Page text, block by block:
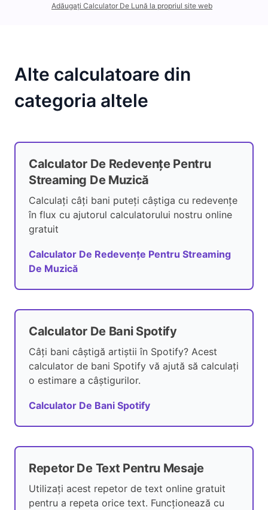
Adăugați Calculator De Lună la propriul site web
Alte calculatoare din
categoria altele
Calculator De Redevențe Pentru
Streaming De Muzică
Calculați câți bani puteți câștiga cu redevențe
în flux cu ajutorul calculatorului nostru online
gratuit
Calculator De Redevențe Pentru Streaming
De Muzică
Calculator De Bani Spotify
Câți bani câștigă artiștii în Spotify? Acest
calculator de bani Spotify vă ajută să calculați
o estimare a câștigurilor.
Calculator De Bani Spotify
Repetor De Text Pentru Mesaje
Utilizați acest repetor de text online gratuit
pentru a repeta orice text. Funcționează cu